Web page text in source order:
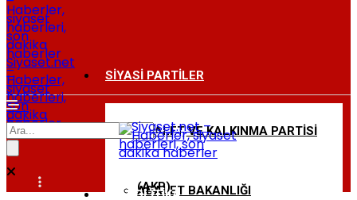
Siyaset.net
–
Haberler,
siyaset
haberleri,
son
dakika
haberler
SIYASI PARTILER
ADALET VE KALKINMA PARTISI
(AKP)
BAKANLIKLAR
ADALET BAKANLIĞI
DIŞ POLITIKA